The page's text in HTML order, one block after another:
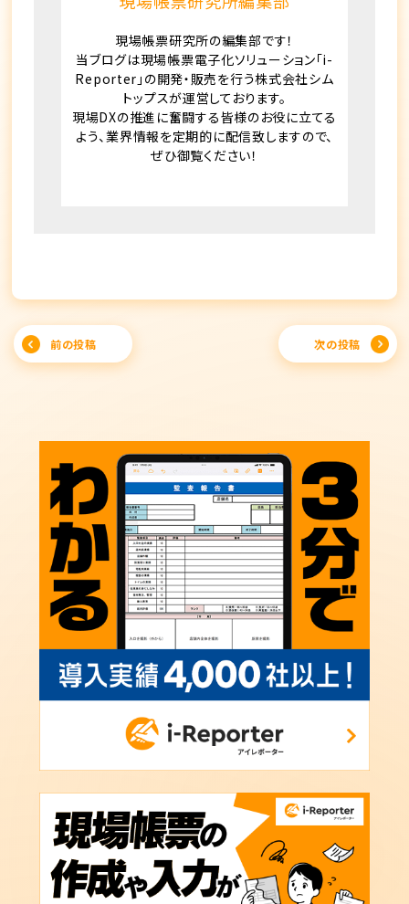
現場帳票研究所の編集部です！
当ブログは現場帳票電子化ソリューション「i-
Reporter」の開発・販売を行う株式会社シム
トップスが運営しております。
現場DXの推進に奮闘する皆様のお役に立てる
よう、業界情報を定期的に配信致しますので、
ぜひ御覧ください！
Post
navigation
前の投稿 次の投稿